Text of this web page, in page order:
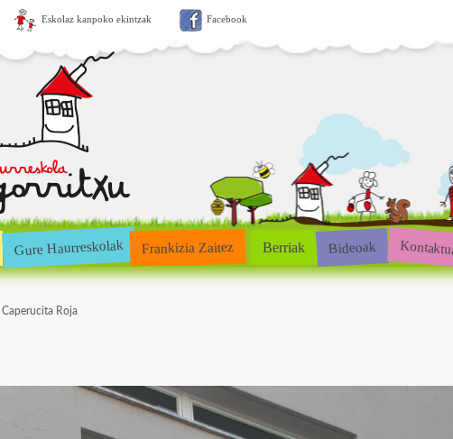
Eskolaz kanpoko ekintzak Facebook
Gure Haurreskolak Frankizia Zaitez Berriak Bideoak
Caperucita Roja